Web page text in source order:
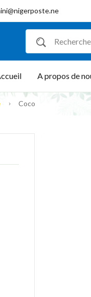
A propos de
Coco